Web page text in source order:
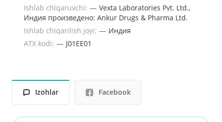
Ishlab chiqaruvchi: — Vexta Laboratories Pvt. Ltd.,
Индия произведено: Ankur Drugs & Pharma Ltd.
Ishlab chiqarilish joyi: — Индия
ATX kodi: — J01EE01
Izohlar Facebook